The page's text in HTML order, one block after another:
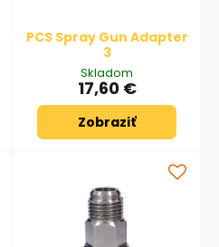
PCS Spray Gun Adapter
3
Skladom
17,60 €
Zobraziť